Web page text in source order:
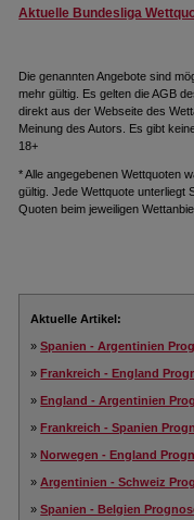
Aktuelle Bundesliga
Die genannten Angebote sind
mehr gültig. Es gelten die AGB
direkt aus der Webseite des
Meinung des Autors. Es gibt
18+
* Alle angegebenen Wettquoten
gültig. Jede Wettquote unterliegt
Quoten beim jeweiligen
Aktuelle Artikel:
»Spanien - Argentinien
»Frankreich - England
»England - Argentinien
»Frankreich - Spanien
»Norwegen - England
»Argentinien - Schweiz
»Spanien - Belgien